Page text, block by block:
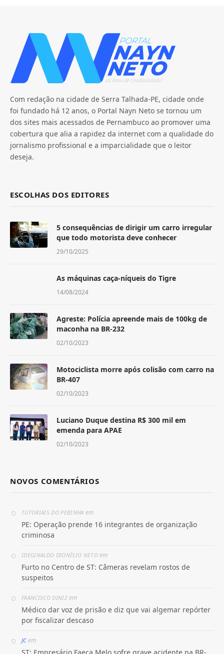
Com redação na cidade de Serra Talhada-PE, cidade onde
foi fundado há 12 anos, o Portal Nayn Neto se tornou um
dos sites mais acessados de Pernambuco ao promover uma
cobertura que alia a rapidez da internet com a qualidade do
jornalismo profissional e a imparcialidade que o leitor
deseja.
ESCOLHAS DOS EDITORES
5 consequências de dirigir um carro irregular
que todo motorista deve conhecer
29/10/2025
As máquinas caça-níqueis do Tigre
14/08/2024
Agreste: Polícia apreende mais de 100kg de
maconha na BR-232
02/10/2023
Motociclista morre após colisão com carro na
BR-407
02/10/2023
Luciano Duque destina R$ 300 mil em
emenda para APAE
02/10/2023
NOVOS COMENTÁRIOS
TUTORIAIS DO PEBINHA em
PE: Operação prende 16 integrantes de organização
criminosa
IDEGINALDO DIONÍSIO NETOem
Furto no Centro de ST: Câmeras revelam rostos de
suspeitos
FRANCISCO DINIZem
Médico dar voz de prisão e diz que vai algemar repórter
por fiscalizar descaso
JCem